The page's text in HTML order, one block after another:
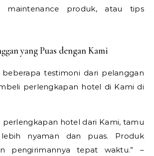
maintenance produk, atau tips
yang Puas dengan Kami
testimoni dari pelanggan
perlengkapan hotel di Kami di
perlengkapan hotel dari Kami, tamu
nyaman dan puas. Produk
pengirimannya tepat waktu.” –